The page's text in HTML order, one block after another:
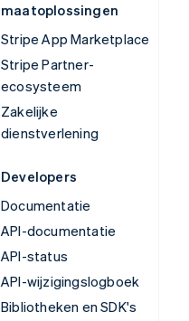
maatoplossingen
Stripe App Marketplace
Stripe Partner-
ecosysteem
Zakelijke
dienstverlening
Developers
Documentatie
API-documentatie
API-status
API-wijzigingslogboek
Bibliotheken en SDK's